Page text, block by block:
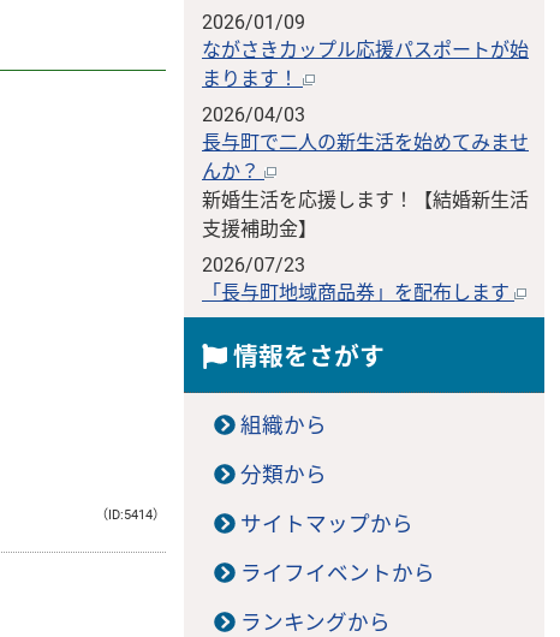
（ID:5414）
2026/01/09
ながさきカップル応援パスポートが始
まります！
2026/04/03
長与町で二人の新生活を始めてみませ
んか？
新婚生活を応援します！【結婚新生活
支援補助金】
2026/07/23
「長与町地域商品券」を配布します
情報をさがす
組織から
分類から
サイトマップから
ライフイベントから
ランキングから